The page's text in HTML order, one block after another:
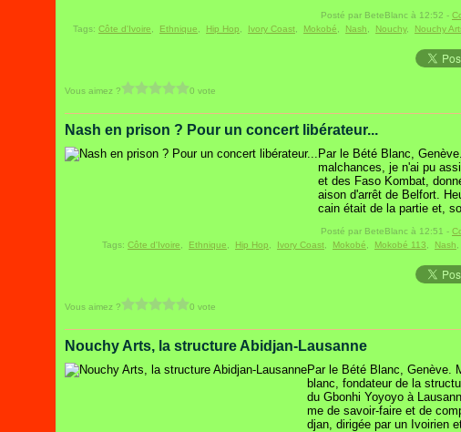
Posté par BeteBlanc à 12:52 -
Tags: Côte d'Ivoire Ethnique Hip Hop Ivory Coast Mokobé Nash Nouchy, Nouchy
Vous aimez ? 0 vote
Nash en prison ? Pour un concert libérateur...
Par le Bété Blanc,
malchances, je n'ai pu
et des Faso Kombat,
aison d'arrêt de Belfort.
cain était de la partie et,
Posté par BeteBlanc à 12:51 -
Tags: Côte d'Ivoire Ethnique Hip Hop Ivory Coast Mokobé Mokobé 113 Nash
Vous aimez ? 0 vote
Nouchy Arts, la structure Abidjan-Lausanne
Par le Bété Blanc, Genève.
blanc, fondateur de la
du Gbonhi Yoyoyo à
me de savoir-faire et de
djan, dirigée par un Ivoirien